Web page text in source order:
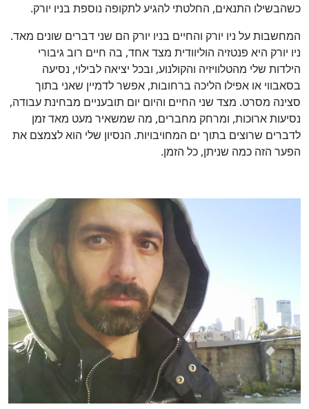
כשהבשילו התנאים, החלטתי להגיע לתקופה נוספת בניו יורק.
המחשבות על ניו יורק והחיים בניו יורק הם שני דברים שונים מאד.
ניו יורק היא פנטזיה הוליוודית מצד אחד, בה חיים רוב גיבורי
הילדות שלי מהטלוויזיה והקולנוע, ובכל יציאה לבילוי, נסיעה
בסאבווי או אפילו הליכה ברחובות, אפשר לדמיין שאני בתוך
סצינה מסרט. מצד שני החיים והיום יום תובעניים מבחינת עבודה,
נסיעות ארוכות, ומרחק מחברים, מה שמשאיר מעט מאד זמן
לדברים שרוצים בתוך ים המחויבויות. הנסיון שלי הוא לצמצם את
הפער הזה כמה שניתן, כל הזמן.